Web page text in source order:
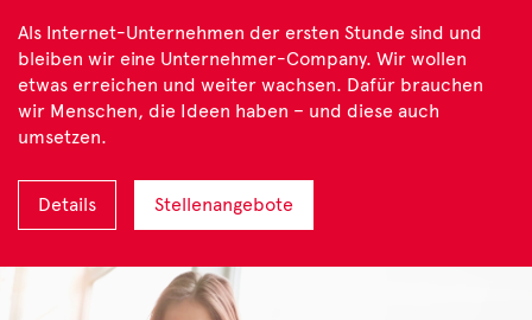
Als Internet-Unternehmen der ersten Stunde sind und
bleiben wir eine Unternehmer-Company. Wir wollen
etwas erreichen und weiter wachsen. Dafür brauchen
wir Menschen, die Ideen haben – und diese auch
umsetzen.
Details Stellenangebote